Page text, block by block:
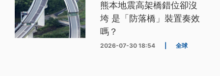
熊本地震高架橋錯位卻沒
垮 是「防落橋」裝置奏效
嗎？
2026-07-30 18:54 全球